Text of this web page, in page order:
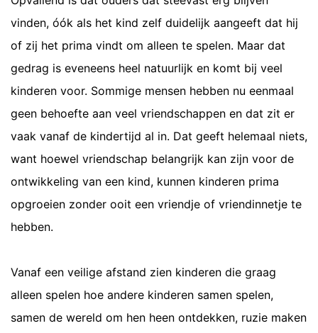
vinden, óók als het kind zelf duidelijk aangeeft dat hij
of zij het prima vindt om alleen te spelen. Maar dat
gedrag is eveneens heel natuurlijk en komt bij veel
kinderen voor. Sommige mensen hebben nu eenmaal
geen behoefte aan veel vriendschappen en dat zit er
vaak vanaf de kindertijd al in. Dat geeft helemaal niets,
want hoewel vriendschap belangrijk kan zijn voor de
ontwikkeling van een kind, kunnen kinderen prima
opgroeien zonder ooit een vriendje of vriendinnetje te
hebben.
Vanaf een veilige afstand zien kinderen die graag
alleen spelen hoe andere kinderen samen spelen,
samen de wereld om hen heen ontdekken, ruzie maken